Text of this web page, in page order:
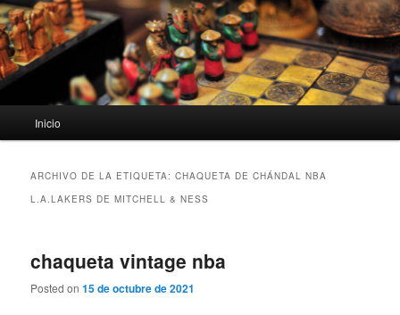
principal
Inicio
ARCHIVO DE LA ETIQUETA:CHAQUETA DE CHÁNDAL NBA
L.A.LAKERS DE MITCHELL & NESS
chaqueta vintage nba
Posted on15 de octubre de 2021